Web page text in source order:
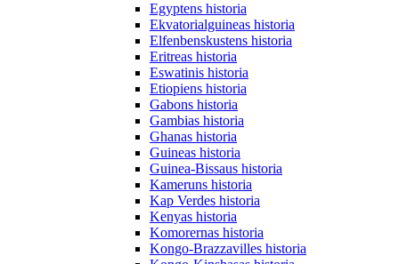
Egyptens historia
Ekvatorialguineas historia
Elfenbenskustens historia
Eritreas historia
Eswatinis historia
Etiopiens historia
Gabons historia
Gambias historia
Ghanas historia
Guineas historia
Guinea-Bissaus historia
Kameruns historia
Kap Verdes historia
Kenyas historia
Komorernas historia
Kongo-Brazzavilles historia